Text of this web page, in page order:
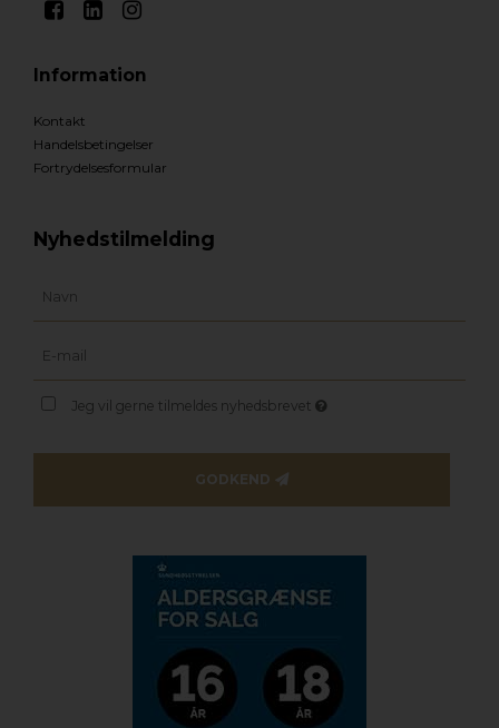
Information
Kontakt
Handelsbetingelser
Fortrydelsesformular
Nyhedstilmelding
Jeg vil gerne tilmeldes nyhedsbrevet
GODKEND